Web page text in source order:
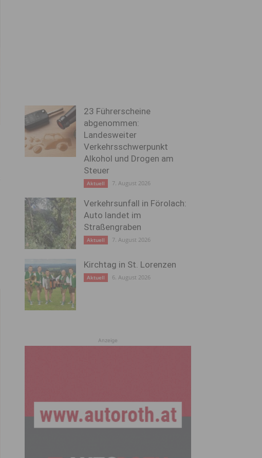
23 Führerscheine
abgenommen:
Landesweiter
Verkehrsschwerpunkt
Alkohol und Drogen am
Steuer
Aktuell 7. August 2026
Verkehrsunfall in Förolach:
Auto landet im
Straßengraben
Aktuell 7. August 2026
Kirchtag in St. Lorenzen
Aktuell 6. August 2026
Anzeige